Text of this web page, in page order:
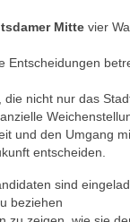
Mitte vier
Entscheidungen
nicht nur das
und den Umgang
entscheiden.
sind
beziehen